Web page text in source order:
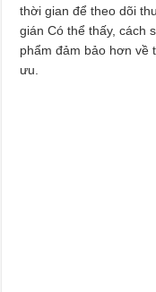
thời gian để theo dõi
gián Có thể thấy, cách
phẩm đảm bảo hơn về
ưu.